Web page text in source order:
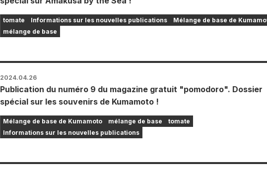
tomate Informations sur les nouvelles publications
Mélange de base de
mélange de base
2024.04.26
Publication du numéro 9 du magazine gratuit "pomodoro". Dossier
spécial sur les souvenirs de Kumamoto !
Mélange de base de Kumamoto mélange de base
tomate
Informations sur les nouvelles publications